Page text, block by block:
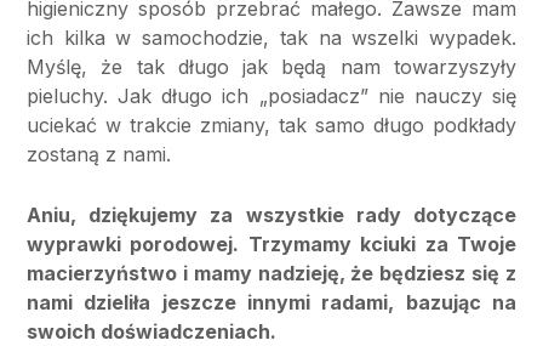
higieniczny sposób przebrać małego. Zawsze mam
ich kilka w samochodzie, tak na wszelki wypadek.
Myślę, że tak długo jak będą nam towarzyszyły
pieluchy. Jak długo ich „posiadacz” nie nauczy się
uciekać w trakcie zmiany, tak samo długo podkłady
zostaną z nami.
Aniu, dziękujemy za wszystkie rady dotyczące
wyprawki porodowej. Trzymamy kciuki za Twoje
macierzyństwo i mamy nadzieję, że będziesz się z
nami dzieliła jeszcze innymi radami, bazując na
swoich doświadczeniach.